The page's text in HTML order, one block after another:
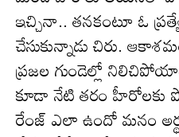
ఇచ్చినా.. తనకంటూ ఓ
చేసుకున్నాడు చిరు.
ప్రజల గుండెల్లో
కూడా నేటి తరం హీరోలకు
రేంజ్ ఎలా ఉందో మ‌నం